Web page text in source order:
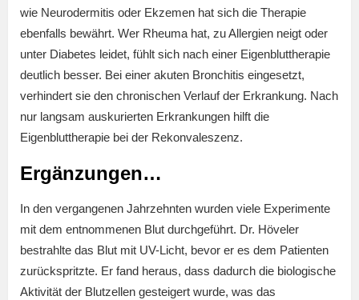
wie Neurodermitis oder Ekzemen hat sich die Therapie
ebenfalls bewährt. Wer Rheuma hat, zu Allergien neigt oder
unter Diabetes leidet, fühlt sich nach einer Eigenbluttherapie
deutlich besser. Bei einer akuten Bronchitis eingesetzt,
verhindert sie den chronischen Verlauf der Erkrankung. Nach
nur langsam auskurierten Erkrankungen hilft die
Eigenbluttherapie bei der Rekonvaleszenz.
Ergänzungen…
In den vergangenen Jahrzehnten wurden viele Experimente
mit dem entnommenen Blut durchgeführt. Dr. Höveler
bestrahlte das Blut mit UV-Licht, bevor er es dem Patienten
zurückspritzte. Er fand heraus, dass dadurch die biologische
Aktivität der Blutzellen gesteigert wurde, was das